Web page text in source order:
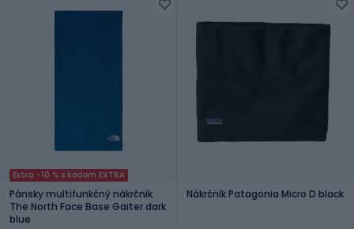
Extra -10 % s kódom EXTRA
Pánsky multifunkčný nákrčník
The North Face Base Gaiter dark
blue
Nákrčník Patagonia Micro D black